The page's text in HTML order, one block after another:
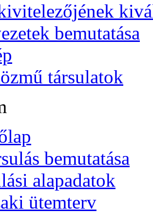
bemutatása
társulatok
bemutatása
alapadatok
ütemterv